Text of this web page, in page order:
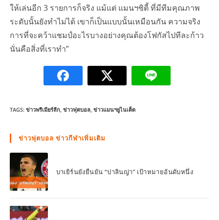
ให้เล่นอีก 3 รายการก็จริง แม้แต่ แมนฯซิตี้ ที่มีทีมคุณภาพ
ระดับนั้นยังทำไม่ได้ เขาก็เป็นแบบนั้นเหมือนกัน ความจริง
การที่จะคว้าแชมป์อะไรบางอย่างคุณต้องโฟกัสไปทีละก้าว
นั่นคือสิ่งที่เราทำ”
TAGS: ข่าวพรีเมียร์ลีก, ข่าวฟุตบอล, ข่าวแมนฯยูไนเต็ด
ข่าวฟุตบอล ข่าวกีฬาเพิ่มเติม
บาเยิร์นยังยืนยัน “ปาลินญ่า” เป้าหมายอันดับหนึ่ง